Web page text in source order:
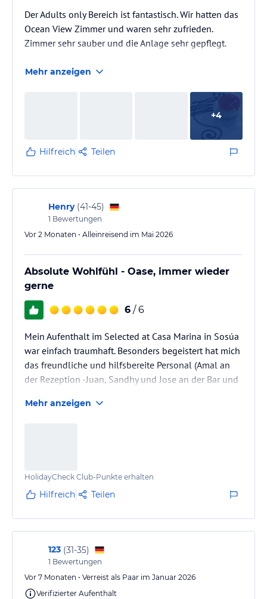
Der Adults only Bereich ist fantastisch. Wir hatten das
Ocean View Zimmer und waren sehr zufrieden.
Zimmer sehr sauber und die Anlage sehr gepflegt.
Mehr anzeigen
+4
Hilfreich Teilen
Henry (41-45)
1 Bewertungen
Vor 2 Monaten • Alleinreisend im Mai 2026
Absolute Wohlfühl - Oase, immer wieder
gerne
6 / 6
Mein Aufenthalt im Selected at Casa Marina in Sosúa
war einfach traumhaft. Besonders begeistert hat mich
das freundliche und hilfsbereite Personal (Amal an
der Rezeption -Juan, Sandhy und Jose an der Bar und
Atmosphäre gesorgt hat. Die wunderschöne Lage
unvergesslich gemacht. Ich würde jederzeit…
Mehr anzeigen
HolidayCheck Club-Punkte erhalten
Hilfreich Teilen
123 (31-35)
1 Bewertungen
Vor 7 Monaten • Verreist als Paar im Januar 2026
Verifizierter Aufenthalt